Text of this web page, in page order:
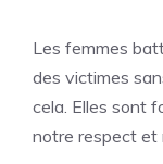
Les femmes
des victimes
cela. Elles sont
notre respect et